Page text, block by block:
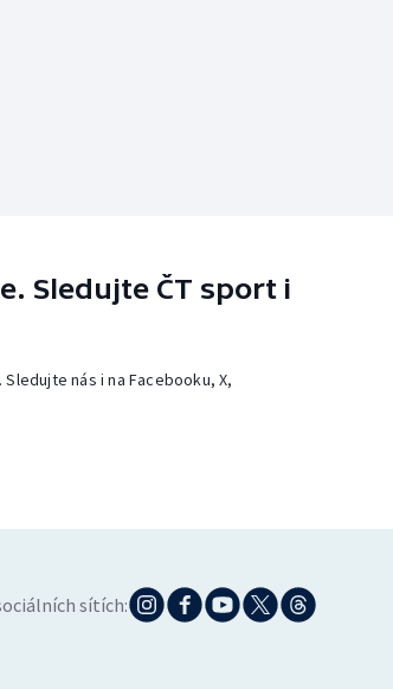
Sledujte ČT sport i
nás i na Facebooku, X,
sítích: